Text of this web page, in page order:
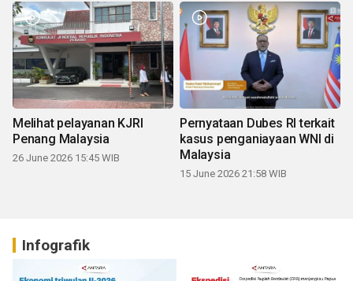
Melihat pelayanan KJRI
Penang Malaysia
26 June 2026 15:45 WIB
Pernyataan Dubes RI terkait
kasus penganiayaan WNI di
Malaysia
15 June 2026 21:58 WIB
Infografik